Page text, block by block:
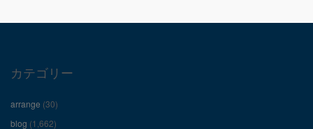
ロ
フ
カテゴリー
arrange (30)
blog (1,662)